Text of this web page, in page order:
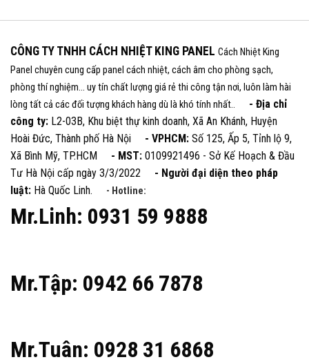
CÔNG TY TNHH CÁCH NHIỆT KING PANEL Cách Nhiệt King
Panel chuyên cung cấp panel cách nhiệt, cách âm cho phòng sạch,
phòng thí nghiệm... uy tín chất lượng giá rẻ thi công tận nơi, luôn làm hài
lòng tất cả các đối tượng khách hàng dù là khó tính nhất..
- Địa chỉ
công ty: L2-03B, Khu biệt thự kinh doanh, Xã An Khánh, Huyện
Hoài Đức, Thành phố Hà Nội - VPHCM: Số 125, Ấp 5, Tỉnh lộ 9,
Xã Bình Mỹ, TP.HCM - MST: 0109921496 - Sở Kế Hoạch & Đầu
Tư Hà Nội cấp ngày 3/3/2022 - Người đại diện theo pháp
luật: Hà Quốc Linh. - Hotline:
Mr.Linh: 0931 59 9888
Mr.Tập: 0942 66 7878
Mr.Tuân: 0928 31 6868